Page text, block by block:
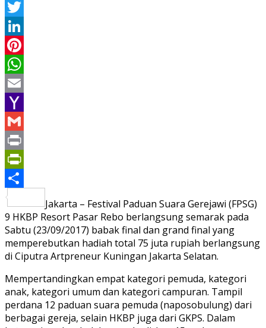
Facebook
Twitter
LinkedIn
Pinterest
WhatsApp
Email
Yahoo
Mail
Gmail
Print
PrintFriendly
Share
Jakarta – Festival Paduan Suara Gerejawi (FPSG)
9 HKBP Resort Pasar Rebo berlangsung semarak pada
Sabtu (23/09/2017) babak final dan grand final yang
memperebutkan hadiah total 75 juta rupiah berlangsung
di Ciputra Artpreneur Kuningan Jakarta Selatan.
Mempertandingkan empat kategori pemuda, kategori
anak, kategori umum dan kategori campuran. Tampil
perdana 12 paduan suara pemuda (naposobulung) dari
berbagai gereja, selain HKBP juga dari GKPS. Dalam